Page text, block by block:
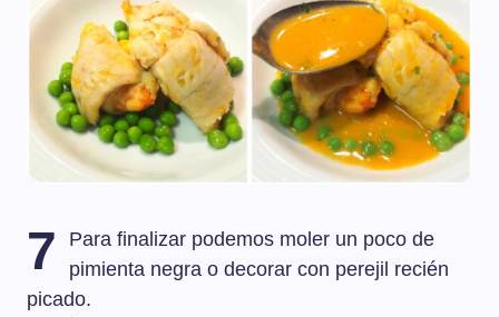
7
Para finalizar podemos moler un poco de
pimienta negra o decorar con perejil recién
picado.